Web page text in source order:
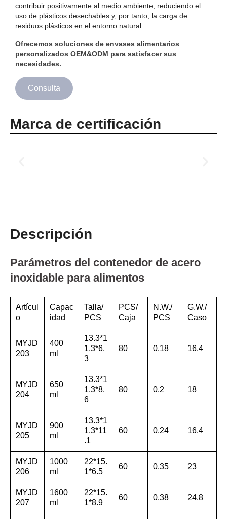
contribuir positivamente al medio ambiente, reduciendo el
uso de plásticos desechables y, por tanto, la carga de
residuos plásticos en el entorno natural.
Ofrecemos soluciones de envases alimentarios
personalizados OEM&ODM para satisfacer sus
necesidades.
Consulta
Marca de certificación
Descripción
Parámetros del contenedor de acero
inoxidable para alimentos
Artícul
o
Capac
idad
Talla/
PCS
PCS/
Caja
N.W./
PCS
G.W./
Caso
MYJD
203
400
ml
13.3*1
1.3*6.
3
80 0.18 16.4
MYJD
204
650
ml
13.3*1
1.3*8.
6
80 0.2 18
MYJD
205
900
ml
13.3*1
1.3*11
.1
60 0.24 16.4
MYJD
206
1000
ml
22*15.
1*6.5
60 0.35 23
MYJD
207
1600
ml
22*15.
1*8.9
60 0.38 24.8